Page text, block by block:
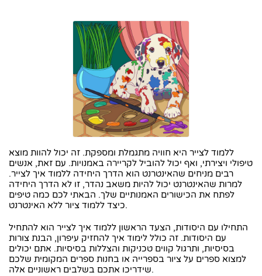
ללמוד לצייר היא חוויה מתגמלת ומספקת. זה יכול להוות מוצא
טיפולי ויצירתי, ואף יכול להוביל לקריירה באמנויות. עם זאת, אנשים
רבים מניחים שהאינטרנט הוא הדרך היחידה ללמוד איך לצייר.
למרות שהאינטרנט יכול להיות משאב נהדר, זו לא הדרך היחידה
לפתח את הכישורים האמנותיים שלך. הבאתי לכם כמה טיפים
כיצד ללמוד ציור ללא האינטרנט.
התחילו עם היסודות, הצעד הראשון ללמוד איך לצייר הוא להתחיל
עם היסודות. זה כולל לימוד איך להחזיק עיפרון, הבנת צורות
בסיסיות, ותרגול קווים טכניקות והצללות בסיסיות. אתם יכולים
למצוא ספרים על ציור בספרייה או בחנות ספרים המקומית שלכם
שידריכו אתכם בשלבים ראשוניים אלה.